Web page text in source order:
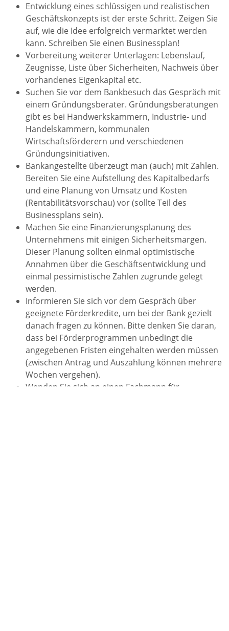
Entwicklung eines schlüssigen und realistischen
Geschäftskonzepts ist der erste Schritt. Zeigen Sie
auf, wie die Idee erfolgreich vermarktet werden
kann. Schreiben Sie einen Businessplan!
Vorbereitung weiterer Unterlagen: Lebenslauf,
Zeugnisse, Liste über Sicherheiten, Nachweis über
vorhandenes Eigenkapital etc.
Suchen Sie vor dem Bankbesuch das Gespräch mit
einem Gründungsberater. Gründungsberatungen
gibt es bei Handwerkskammern, Industrie- und
Handelskammern, kommunalen
Wirtschaftsförderern und verschiedenen
Gründungsinitiativen.
Bankangestellte überzeugt man (auch) mit Zahlen.
Bereiten Sie eine Aufstellung des Kapitalbedarfs
und eine Planung von Umsatz und Kosten
(Rentabilitätsvorschau) vor (sollte Teil des
Businessplans sein).
Machen Sie eine Finanzierungsplanung des
Unternehmens mit einigen Sicherheitsmargen.
Dieser Planung sollten einmal optimistische
Annahmen über die Geschäftsentwicklung und
einmal pessimistische Zahlen zugrunde gelegt
werden.
Informieren Sie sich vor dem Gespräch über
geeignete Förderkredite, um bei der Bank gezielt
danach fragen zu können. Bitte denken Sie daran,
dass bei Förderprogrammen unbedingt die
angegebenen Fristen eingehalten werden müssen
(zwischen Antrag und Auszahlung können mehrere
Wochen vergehen).
Wenden Sie sich an einen Fachmann für